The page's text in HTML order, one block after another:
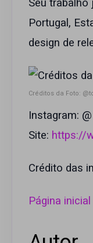
Seu
Portugal,
design de
Créditos da Foto:
Instagram:
Site: https://
Crédito das
Página inicial